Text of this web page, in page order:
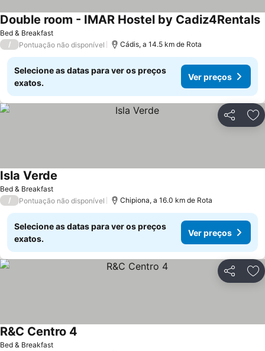
Bed & Breakfast
Double room - IMAR Hostel by Cadiz4Rentals
/ Pontuação não disponível Cádis, a 14.5 km de Rota
Selecione as datas para ver os preços
exatos.
Ver preços
Partilhar
Bed & Breakfast
Isla Verde
/ Pontuação não disponível Chipiona, a 16.0 km de Rota
Selecione as datas para ver os preços
exatos.
Ver preços
Partilhar
Bed & Breakfast
R&C Centro 4